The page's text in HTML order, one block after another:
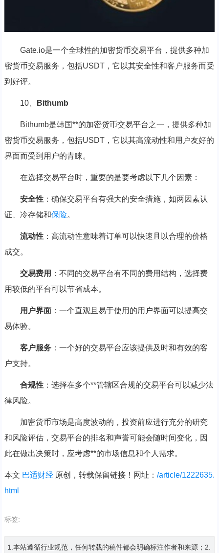
Gate.io是一个全球性的加密货币交易平台，提供多种加
密货币交易服务，包括USDT，它以其安全性和客户服务而受
到好评。
10、 Bithumb
Bithumb是韩国**的加密货币交易平台之一，提供多种加
密货币交易服务，包括USDT，它以其高流动性和用户友好的
界面而受到用户的青睐。
在选择交易平台时，重要的是要考虑以下几个因素：
安全性：确保交易平台有强大的安全措施，如两因素认
证、冷存储和保险。
流动性：高流动性意味着订单可以快速且以合理的价格
成交。
交易费用 ：不同的交易平台有不同的费用结构，选择费
用较低的平台可以节省成本。
用户界面：一个直观且易于使用的用户界面可以提高交
易体验。
客户服务：一个好的交易平台应该提供及时和有效的客
户支持。
合规性：选择在多个**管辖区合规的交易平台可以减少法
律风险。
加密货币市场是高度波动的，投资前应进行充分的研究
和风险评估，交易平台的排名和声誉可能会随时间变化，因
此在做出决策时，应考虑**的市场信息和个人需求。
本文 巴适财经原创，转载保留链接！网址： /article/1222635.
html
标签:
1.本站遵循行业规范，任何转载的稿件都会明确标注作者和来源；2.